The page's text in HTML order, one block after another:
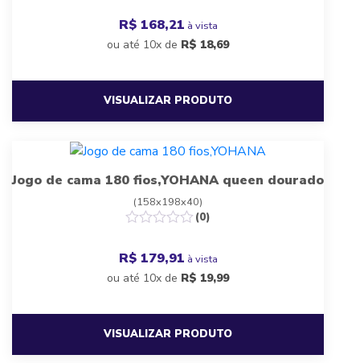
R$ 168,21 à vista
ou até 10x de R$ 18,69
VISUALIZAR PRODUTO
Jogo de cama 180 fios,YOHANA queen dourado
(158x198x40)
(0)
R$ 179,91 à vista
ou até 10x de R$ 19,99
VISUALIZAR PRODUTO